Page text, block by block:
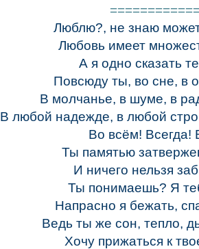
Люблю?, не знаю
Любовь имеет
А я одно сказать
Повсюду ты, во сне, в
В молчанье, в шуме, в
В любой надежде, в любой
Во всём! Всегда!
Ты памятью
И ничего нельзя
Ты понимаешь? Я
Напрасно я бежать,
Ведь ты же сон, тепло,
Хочу прижаться к